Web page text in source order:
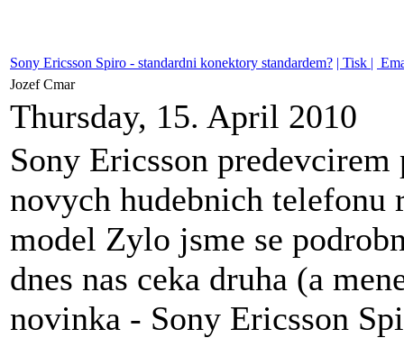
Sony Ericsson Spiro - standardni konektory standardem? | Tisk |
Jozef Cmar
Thursday, 15. April 2010
Sony Ericsson
novych hudebnich telefonu
model Zylo jsme se
dnes nas ceka druha (a
novinka - Sony Ericsson